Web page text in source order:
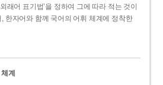
래어 표기법’을 정하여 그에 따라 적는 것이
한자어와 함께 국어의 어휘 체계에 정착한
계